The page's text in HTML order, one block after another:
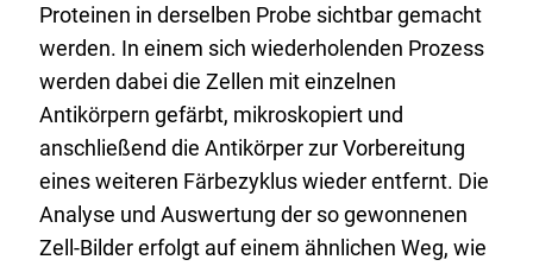
2
Proteinen in derselben Probe sichtbar gemacht
werden. In einem sich wiederholenden Prozess
werden dabei die Zellen mit einzelnen
Antikörpern gefärbt, mikroskopiert und
anschließend die Antikörper zur Vorbereitung
eines weiteren Färbezyklus wieder entfernt. Die
Analyse und Auswertung der so gewonnenen
Zell-Bilder erfolgt auf einem ähnlichen Weg, wie